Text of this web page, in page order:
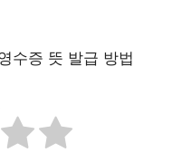
수증 뜻 발급 방법